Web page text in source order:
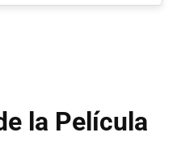
la Película